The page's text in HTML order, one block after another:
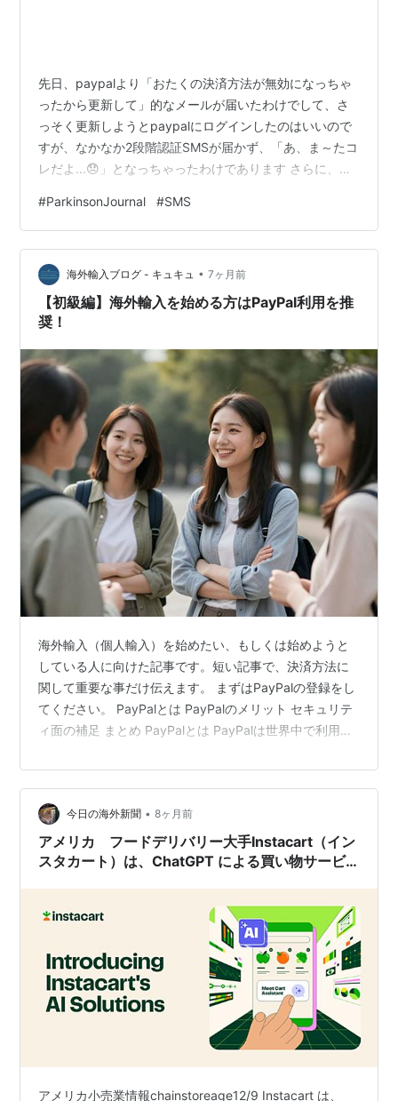
先日、paypalより「おたくの決済方法が無効になっちゃ
ったから更新して」的なメールが届いたわけでして、さ
っそく更新しようとpaypalにログインしたのはいいので
すが、なかなか2段階認証SMSが届かず、「あ、ま～たコ
レだよ...😞」となっちゃったわけであります さらに、自
けて何と言おうかなぁ...😞」となっちゃったわけなんで
すが、そんなときに役立ったのが我らがCoPilot師匠(＝自
分はアクちゃんと呼称...😅💦💦) アクちゃん曰く、「👇の
とおりでいいから言ってみな。このひとことで電話口の
オペレータさんにもスン！と理解してもらえるよ」…
#ParkinsonJournal #SMS
海外輸入ブログ - キュキュ • 7ヶ月前
【初級編】海外輸入を始める方はPayPal利用を推
奨！
海外輸入（個人輸入）を始めたい、もしくは始めようと
している人に向けた記事です。短い記事で、決済方法に
関して重要な事だけ伝えます。 まずはPayPalの登録をし
てください。 PayPalとは PayPalのメリット セキュリテ
ィ面の補足 まとめ PayPalとは PayPalは世界中で利用さ
売り手の間に入って、お金のやり取りを安全・スムーズ
にしてくれる仲介役」のような存在です。通販サイトを
利用する場合、購入する方と通販サイトの間に入ってく
れます。 PayPalのメリット Paypalの何が良いのか？利
用することで、セキュリティ面やアフターサービス…
今日の海外新聞 • 8ヶ月前
アメリカ フードデリバリー大手Instacart（イン
スタカート）は、ChatGPT による買い物サービ
アメリカ小売業情報chainstoreage12/9 Instacart は、